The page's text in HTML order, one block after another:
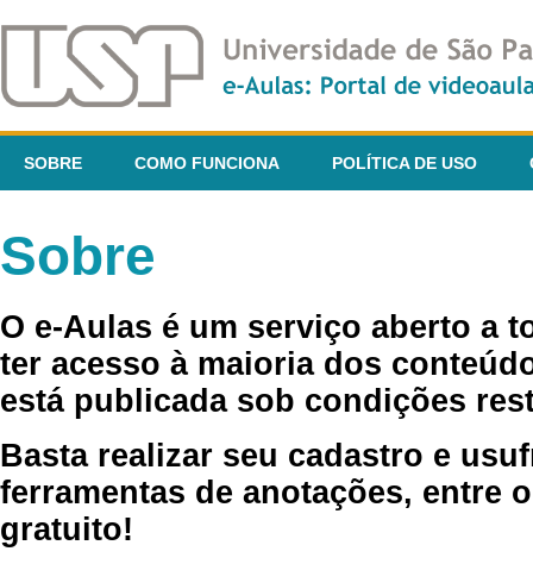
SOBRE COMO FUNCIONA POLÍTICA DE USO
Sobre
O e-Aulas é um serviço aberto a
ter acesso à maioria dos
está publicada sob condições
Basta realizar seu cadastro e
ferramentas de anotações, entre
gratuito!